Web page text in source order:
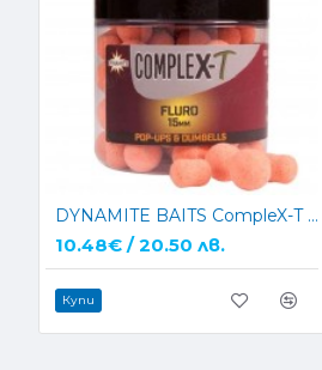
DYNAMITE BAITS CompleX-T Fluro Pop-Ups and Dumbells
10.48€ / 20.50 лв.
Купи